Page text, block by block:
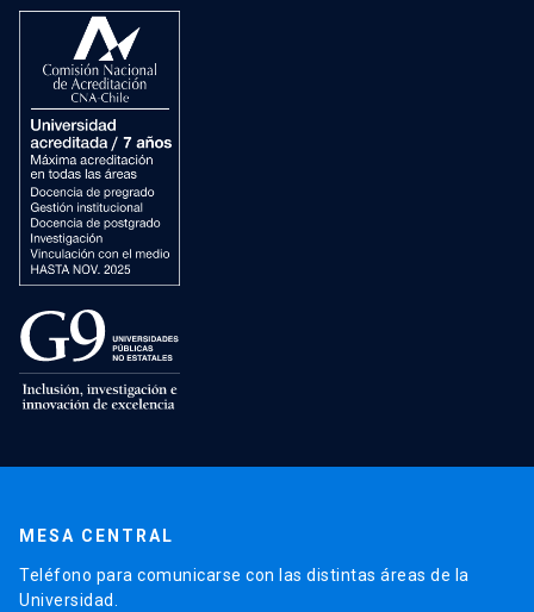
MESA CENTRAL
Teléfono para comunicarse con las distintas áreas de la
Universidad.